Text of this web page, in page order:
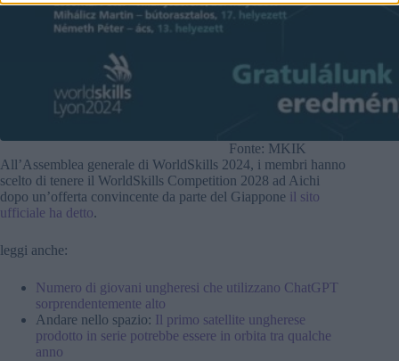
Fonte: MKIK
All’Assemblea generale di WorldSkills 2024, i membri hanno
scelto di tenere il WorldSkills Competition 2028 ad Aichi
dopo un’offerta convincente da parte del Giappone il sito
ufficiale ha detto.
leggi anche:
Numero di giovani ungheresi che utilizzano ChatGPT
sorprendentemente alto
Andare nello spazio: Il primo satellite ungherese
prodotto in serie potrebbe essere in orbita tra qualche
anno